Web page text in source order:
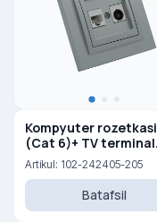
Kompyuter rozetkasi
(Cat 6)+ TV terminal
rozetkasi (0,5 dB) (F)
Artikul: 102-242405-205
Batafsil